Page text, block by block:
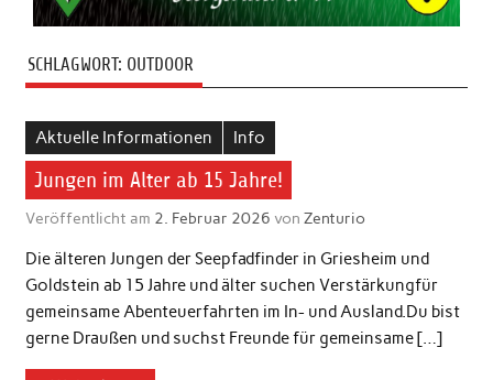
SCHLAGWORT: OUTDOOR
Aktuelle Informationen Info
Jungen im Alter ab 15 Jahre!
Veröffentlicht am 2. Februar 2026 von Zenturio
Die älteren Jungen der Seepfadfinder in Griesheim und
Goldstein ab 15 Jahre und älter suchen Verstärkungfür
gemeinsame Abenteuerfahrten im In- und Ausland.Du bist
gerne Draußen und suchst Freunde für gemeinsame […]